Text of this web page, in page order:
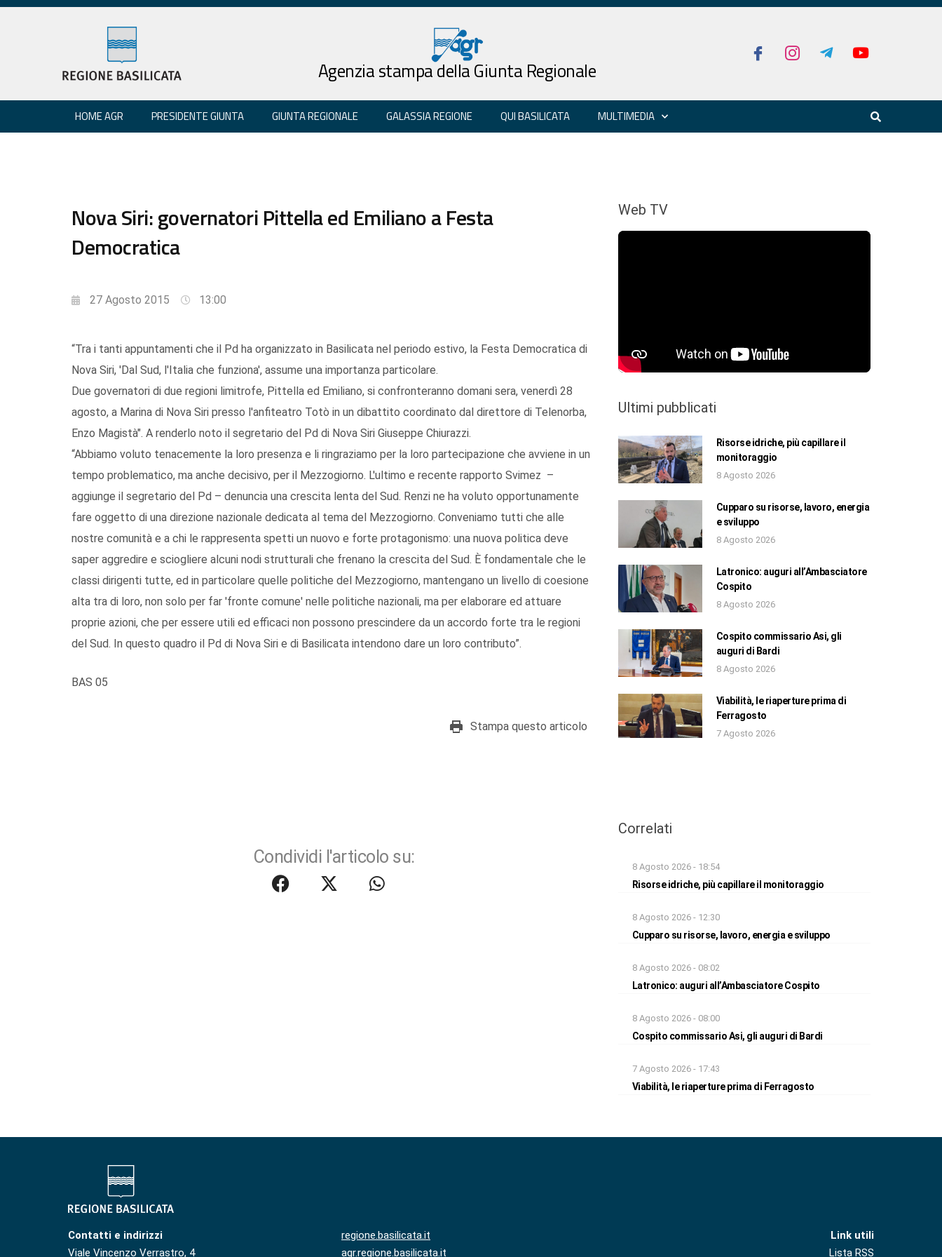
Agenzia stampa della Giunta Regionale
HOME AGR PRESIDENTE GIUNTA GIUNTA REGIONALE GALASSIA REGIONE QUI BASILICATA MULTIMEDIA
Nova Siri: governatori Pittella ed Emiliano a Festa
Democratica
27 Agosto 2015 13:00
“Tra i tanti appuntamenti che il Pd ha organizzato in Basilicata nel periodo estivo, la Festa Democratica di
Nova Siri, 'Dal Sud, l'Italia che funziona', assume una importanza particolare.
Due governatori di due regioni limitrofe, Pittella ed Emiliano, si confronteranno domani sera, venerdì 28
agosto, a Marina di Nova Siri presso l'anfiteatro Totò in un dibattito coordinato dal direttore di Telenorba,
Enzo Magistà". A renderlo noto il segretario del Pd di Nova Siri Giuseppe Chiurazzi.
“Abbiamo voluto tenacemente la loro presenza e li ringraziamo per la loro partecipazione che avviene in un
tempo problematico, ma anche decisivo, per il Mezzogiorno. L'ultimo e recente rapporto Svimez –
aggiunge il segretario del Pd – denuncia una crescita lenta del Sud. Renzi ne ha voluto opportunamente
fare oggetto di una direzione nazionale dedicata al tema del Mezzogiorno. Conveniamo tutti che alle
nostre comunità e a chi le rappresenta spetti un nuovo e forte protagonismo: una nuova politica deve
saper aggredire e sciogliere alcuni nodi strutturali che frenano la crescita del Sud. È fondamentale che le
classi dirigenti tutte, ed in particolare quelle politiche del Mezzogiorno, mantengano un livello di coesione
alta tra di loro, non solo per far 'fronte comune' nelle politiche nazionali, ma per elaborare ed attuare
proprie azioni, che per essere utili ed efficaci non possono prescindere da un accordo forte tra le regioni
del Sud. In questo quadro il Pd di Nova Siri e di Basilicata intendono dare un loro contributo”.
BAS 05
Stampa questo articolo
Condividi l'articolo su:
Web TV
Ultimi pubblicati
Risorse idriche, più capillare il
monitoraggio
8 Agosto 2026
Cupparo su risorse, lavoro, energia
e sviluppo
8 Agosto 2026
Latronico: auguri all’Ambasciatore
Cospito
8 Agosto 2026
Cospito commissario Asi, gli
auguri di Bardi
8 Agosto 2026
Viabilità, le riaperture prima di
Ferragosto
7 Agosto 2026
Correlati
8 Agosto 2026 - 18:54
Risorse idriche, più capillare il monitoraggio
8 Agosto 2026 - 12:30
Cupparo su risorse, lavoro, energia e sviluppo
8 Agosto 2026 - 08:02
Latronico: auguri all’Ambasciatore Cospito
8 Agosto 2026 - 08:00
Cospito commissario Asi, gli auguri di Bardi
7 Agosto 2026 - 17:43
Viabilità, le riaperture prima di Ferragosto
Contatti e indirizzi
Viale Vincenzo Verrastro, 4
regione.basilicata.it
agr.regione.basilicata.it
Link utili
Lista RSS